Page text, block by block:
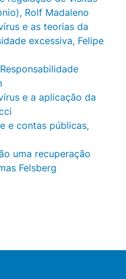
Rolf Madaleno
e as teorias da
excessiva, Felipe
e a aplicação da
e contas públicas,
uma recuperação
Felsberg